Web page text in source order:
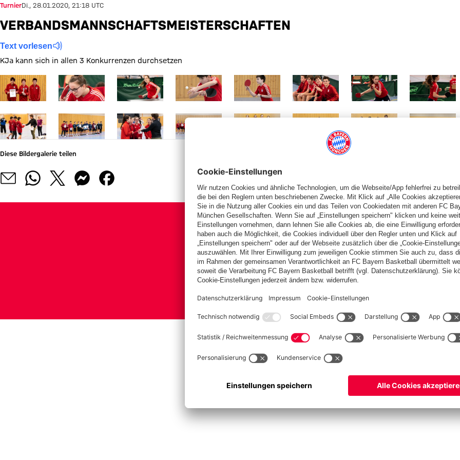
TurnierDi., 28.01.2020, 21:18 UTC
VERBANDSMANNSCHAFTSMEISTERSCHAFTEN
Text vorlesen
KJa kann sich in allen 3 Konkurrenzen durchsetzen
Zeige in voller GrößeZeige in voller GrößeZeige in voller GrößeZeige in voller GrößeZeige in voller GrößeZeige in voller GrößeZeige in voller GrößeZeige in voller
Zeige in voller GrößeZeige in voller GrößeZeige in voller GrößeZeige in voller GrößeZeige in voller GrößeZeige in voller GrößeZeige in voller GrößeZeige in voller
Diese Bildergalerie teilen
Basketball Frauen Handball Kegeln Schach
Impressum Datenschutz Nutzungsbedingungen Barrierefreiheit Kontakt Cookie